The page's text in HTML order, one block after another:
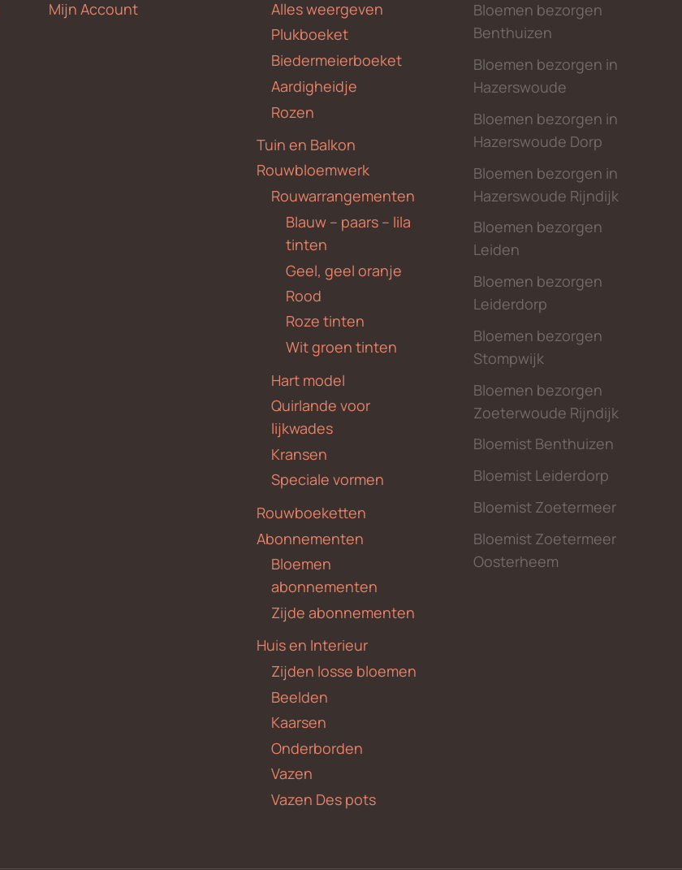
Mijn Account
Alles weergeven
Plukboeket
Biedermeierboeket
Aardigheidje
Rozen
Tuin en Balkon
Rouwbloemwerk
Rouwarrangementen
Blauw – paars – lila
tinten
Geel, geel oranje
Rood
Roze tinten
Wit groen tinten
Hart model
Quirlande voor
lijkwades
Kransen
Speciale vormen
Rouwboeketten
Abonnementen
Bloemen
abonnementen
Zijde abonnementen
Huis en Interieur
Zijden losse bloemen
Beelden
Kaarsen
Onderborden
Vazen
Vazen Des pots
Bloemen bezorgen
Benthuizen
Bloemen bezorgen in
Hazerswoude
Bloemen bezorgen in
Hazerswoude Dorp
Bloemen bezorgen in
Hazerswoude Rijndijk
Bloemen bezorgen
Leiden
Bloemen bezorgen
Leiderdorp
Bloemen bezorgen
Stompwijk
Bloemen bezorgen
Zoeterwoude Rijndijk
Bloemist Benthuizen
Bloemist Leiderdorp
Bloemist Zoetermeer
Bloemist Zoetermeer
Oosterheem